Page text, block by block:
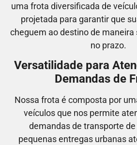
uma frota diversificada de
projetada para garantir que
cheguem ao destino de maneira
no prazo.
Versatilidade para
Demandas de
Nossa frota é composta por
veículos que nos permite
demandas de transporte
pequenas entregas urbanas